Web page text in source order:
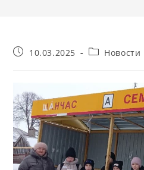
Запись10.03.2025
Рубрика
Новости